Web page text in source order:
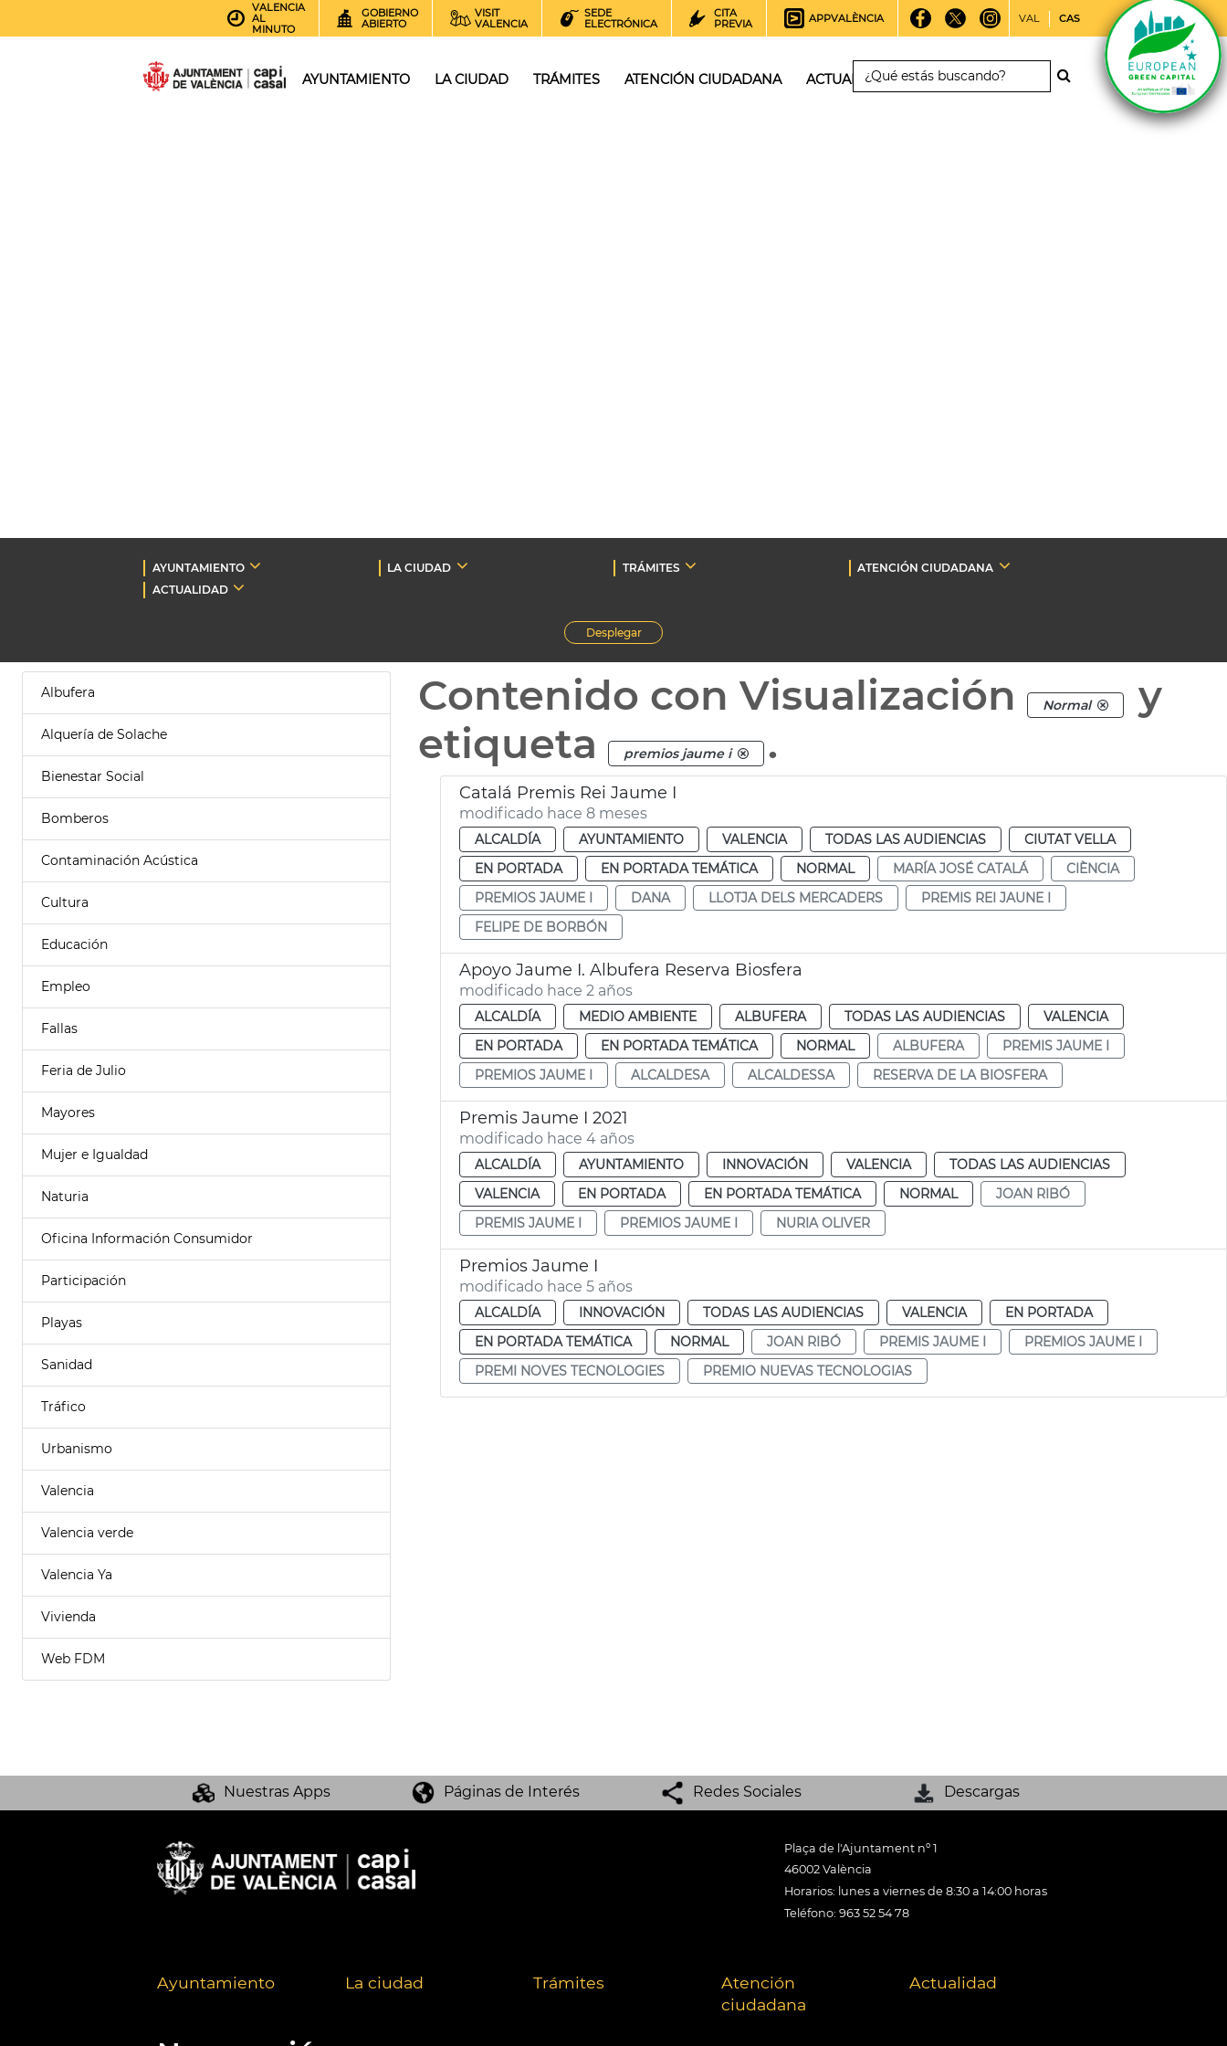
VALENCIA
AL
MINUTO
GOBIERNO
ABIERTO
VISIT
VALENCIA
SEDE
ELECTRÓNICA
CITA
PREVIA
APPVALÈNCIA VAL CAS
AYUNTAMIENTO LA CIUDAD TRÁMITES ATENCIÓN CIUDADANA ACTUALIDAD
AYUNTAMIENTO LA CIUDAD TRÁMITES
ATENCIÓN CIUDADANA
ACTUALIDAD
Desplegar
Albufera
Alquería de Solache
Bienestar Social
Bomberos
Contaminación Acústica
Cultura
Educación
Empleo
Fallas
Feria de Julio
Mayores
Mujer e Igualdad
Naturia
Oficina Información Consumidor
Participación
Playas
Sanidad
Tráfico
Urbanismo
Valencia
Valencia verde
Valencia Ya
Vivienda
Web FDM
Contenido con Visualización Normal
y
etiqueta
premios jaume i .
Catalá Premis Rei Jaume I
modificado hace 8 meses
ALCALDÍA AYUNTAMIENTO VALENCIA TODAS LAS AUDIENCIAS
CIUTAT VELLA
EN PORTADA
EN PORTADA TEMÁTICA NORMAL MARÍA JOSÉ CATALÁ
CIÈNCIA
PREMIOS JAUME I
DANA LLOTJA DELS MERCADERS
PREMIS REI JAUNE I
FELIPE DE BORBÓN
Apoyo Jaume I. Albufera Reserva Biosfera
modificado hace 2 años
ALCALDÍA MEDIO AMBIENTE ALBUFERA TODAS LAS AUDIENCIAS
VALENCIA
EN PORTADA
EN PORTADA TEMÁTICA NORMAL ALBUFERA
PREMIS JAUME I
PREMIOS JAUME I
ALCALDESA ALCALDESSA RESERVA DE LA BIOSFERA
Premis Jaume I 2021
modificado hace 4 años
ALCALDÍA AYUNTAMIENTO INNOVACIÓN VALENCIA
TODAS LAS AUDIENCIAS
VALENCIA
EN PORTADA EN PORTADA TEMÁTICA NORMAL
JOAN RIBÓ
PREMIS JAUME I
PREMIOS JAUME I NURIA OLIVER
Premios Jaume I
modificado hace 5 años
ALCALDÍA INNOVACIÓN TODAS LAS AUDIENCIAS VALENCIA
EN PORTADA
EN PORTADA TEMÁTICA
NORMAL JOAN RIBÓ PREMIS JAUME I
PREMIOS JAUME I
PREMI NOVES TECNOLOGIES
PREMIO NUEVAS TECNOLOGIAS
Nuestras Apps Páginas de Interés Redes Sociales Descargas
Plaça de l'Ajuntament nº 1
46002 València
Horarios: lunes a viernes de 8:30 a 14:00 horas
Teléfono: 963 52 54 78
Ayuntamiento La ciudad Trámites
Atención
ciudadana
Actualidad